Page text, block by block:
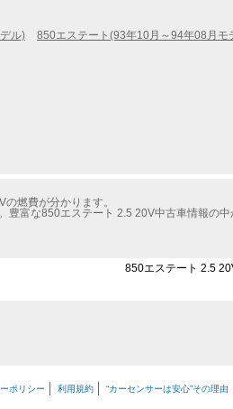
ル)
850エステート(93年10月～94年08月モ
燃費が分かります。
富な850エステート 2.5 20V中古車情報の
850エステート 2.5
ポリシー 利用規約 “カーセンサーは安心”その理由